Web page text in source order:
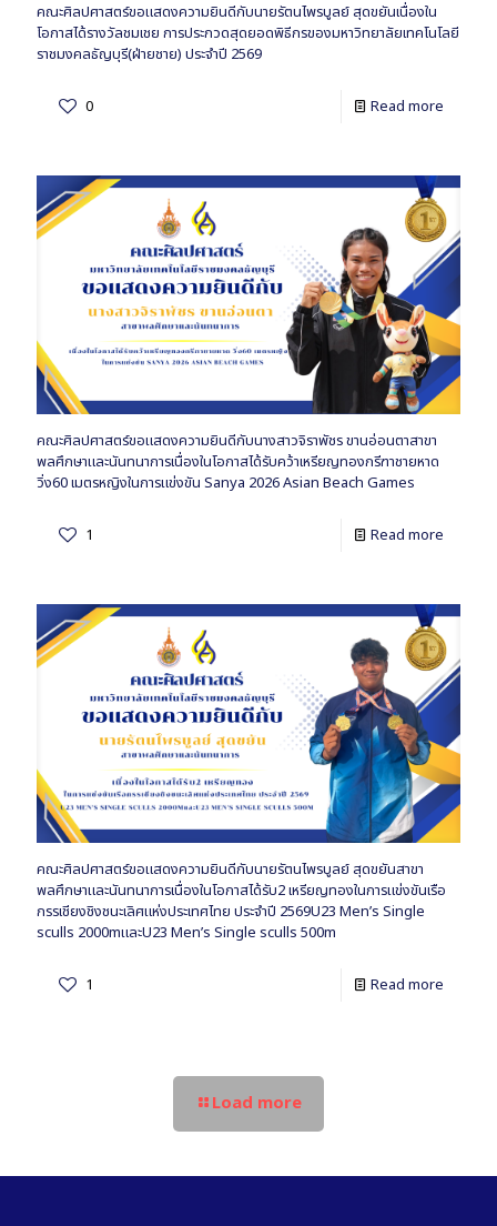
คณะศิลปศาสตร์ขอแสดงความยินดีกับนายรัตนไพรบูลย์ สุดขยันเนื่องใน
โอกาสได้รางวัลชมเชย การประกวดสุดยอดพิธีกรของมหาวิทยาลัยเทคโนโลยี
ราชมงคลธัญบุรี(ฝ่ายชาย) ประจำปี 2569
0 Read more
คณะศิลปศาสตร์ขอแสดงความยินดีกับนางสาวจิราพัชร ขานอ่อนตาสาขา
พลศึกษาและนันทนาการเนื่องในโอกาสได้รับคว้าเหรียญทองกรีฑาชายหาด
วิ่ง60 เมตรหญิงในการแข่งขัน Sanya 2026 Asian Beach Games
1 Read more
คณะศิลปศาสตร์ขอแสดงความยินดีกับนายรัตนไพรบูลย์ สุดขยันสาขา
พลศึกษาและนันทนาการเนื่องในโอกาสได้รับ2 เหรียญทองในการแข่งขันเรือ
กรรเชียงชิงชนะเลิศแห่งประเทศไทย ประจำปี 2569U23 Men’s Single
sculls 2000mและU23 Men’s Single sculls 500m
1 Read more
Load more